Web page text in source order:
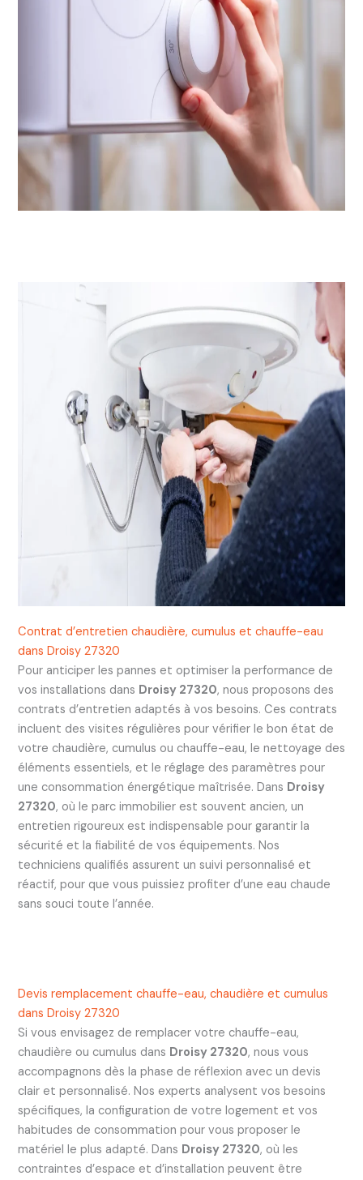
Contrat d’entretien chaudière, cumulus et chauffe-eau
dans Droisy 27320
Pour anticiper les pannes et optimiser la performance de
vos installations dans Droisy 27320, nous proposons des
contrats d’entretien adaptés à vos besoins. Ces contrats
incluent des visites régulières pour vérifier le bon état de
votre chaudière, cumulus ou chauffe-eau, le nettoyage des
éléments essentiels, et le réglage des paramètres pour
une consommation énergétique maîtrisée. Dans Droisy
27320, où le parc immobilier est souvent ancien, un
entretien rigoureux est indispensable pour garantir la
sécurité et la fiabilité de vos équipements. Nos
techniciens qualifiés assurent un suivi personnalisé et
réactif, pour que vous puissiez profiter d’une eau chaude
sans souci toute l’année.
Devis remplacement chauffe-eau, chaudière et cumulus
dans Droisy 27320
Si vous envisagez de remplacer votre chauffe-eau,
chaudière ou cumulus dans Droisy 27320, nous vous
accompagnons dès la phase de réflexion avec un devis
clair et personnalisé. Nos experts analysent vos besoins
spécifiques, la configuration de votre logement et vos
habitudes de consommation pour vous proposer le
matériel le plus adapté. Dans Droisy 27320, où les
contraintes d’espace et d’installation peuvent être